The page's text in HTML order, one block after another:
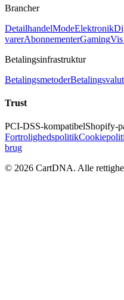
Brancher
DetailhandelModeElektronik
varerAbonnementerGamingVis
Betalingsinfrastruktur
Betalingsmetoder
Trust
PCI-DSS-kompatibelShopify-
Fortrolighedspolitik
brug
© 2026 CartDNA. Alle